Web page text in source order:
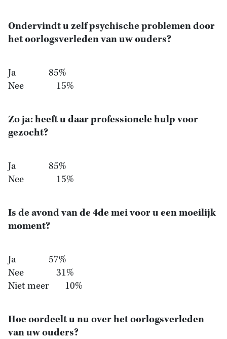
Ondervindt u zelf psychische problemen door
het oorlogsverleden van uw ouders?
Ja 85%
Nee 15%
Zo ja: heeft u daar professionele hulp voor
gezocht?
Ja 85%
Nee 15%
Is de avond van de 4de mei voor u een moeilijk
moment?
Ja 57%
Nee 31%
Niet meer 10%
Hoe oordeelt u nu over het oorlogsverleden
van uw ouders?